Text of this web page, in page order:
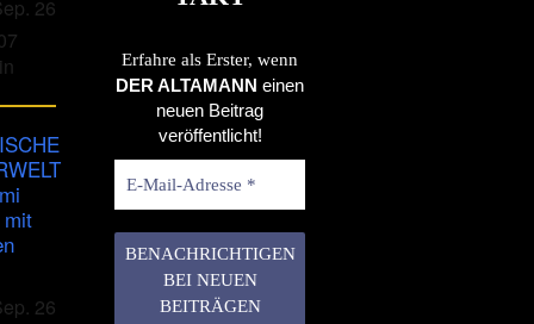
26
mit
26
Erfahre als Erster, wenn
DER ALTAMANN einen
neuen Beitrag
veröffentlicht!